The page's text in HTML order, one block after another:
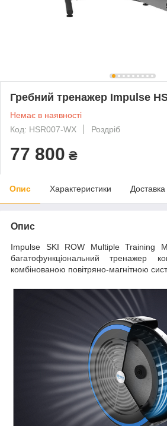
Гребний тренажер Impulse
Немає в наявності
Код: HSR007-WX
Роздріб
77 800 ₴
Опис Характеристики Доставка
Опис
Impulse SKI ROW Multiple Training
багатофункціональний тренажер
комбінованою повітряно-магнітною